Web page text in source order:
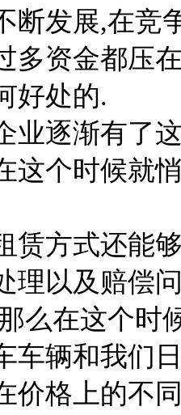
断发展,在竞
多资金都压
好处的.
逐渐有了这
这个时候就
方式还能够
理以及赔偿
么在这个时
辆和我们日
价格上的不